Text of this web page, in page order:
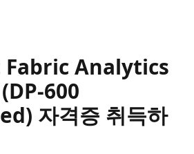
Analytics
600
자격증 취득하